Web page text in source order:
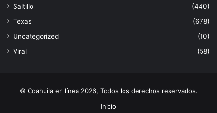
Saltillo
(440)
Texas
(678)
Uncategorized
(10)
Viral
(58)
© Coahuila en línea 2026, Todos los derechos reservados.
Inicio